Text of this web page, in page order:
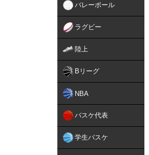
バレーボール
ラグビー
陸上
Bリーグ
NBA
バスケ代表
学生バスケ